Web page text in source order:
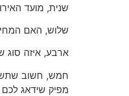
שנית, מועד
שלוש, האם
ארבע, איזה סוג
חמש, חשוב
מפיק שידאג לכם